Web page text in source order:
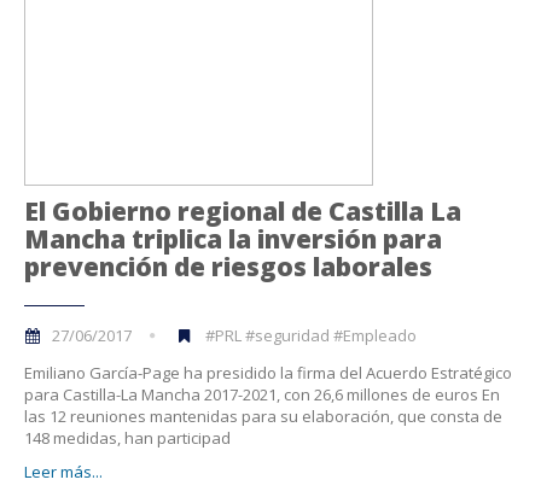
El Gobierno regional de Castilla La
Mancha triplica la inversión para
prevención de riesgos laborales
27/06/2017
#PRL #seguridad #Empleado
Emiliano García-Page ha presidido la firma del Acuerdo Estratégico
para Castilla-La Mancha 2017-2021, con 26,6 millones de euros En
las 12 reuniones mantenidas para su elaboración, que consta de
148 medidas, han participad
Leer más...